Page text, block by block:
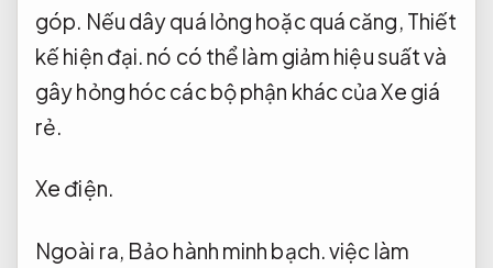
góp. Nếu dây quá lỏng hoặc quá căng, Thiết
kế hiện đại. nó có thể làm giảm hiệu suất và
gây hỏng hóc các bộ phận khác của Xe giá
rẻ.
Xe điện.
Ngoài ra, Bảo hành minh bạch.việc làm